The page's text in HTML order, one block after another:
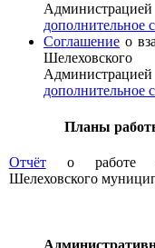
дополнительное
Соглашение о
Администрацией
дополнительное
Планы
Отчёто работе
Шелеховского